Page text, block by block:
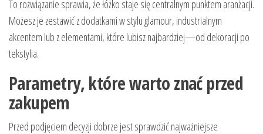
To rozwiązanie sprawia, że łóżko staje się centralnym punktem aranżacji.
Możesz je zestawić z dodatkami w stylu glamour, industrialnym
akcentem lub z elementami, które lubisz najbardziej—od dekoracji po
tekstylia.
Parametry, które warto znać przed
zakupem
Przed podjęciem decyzji dobrze jest sprawdzić najważniejsze